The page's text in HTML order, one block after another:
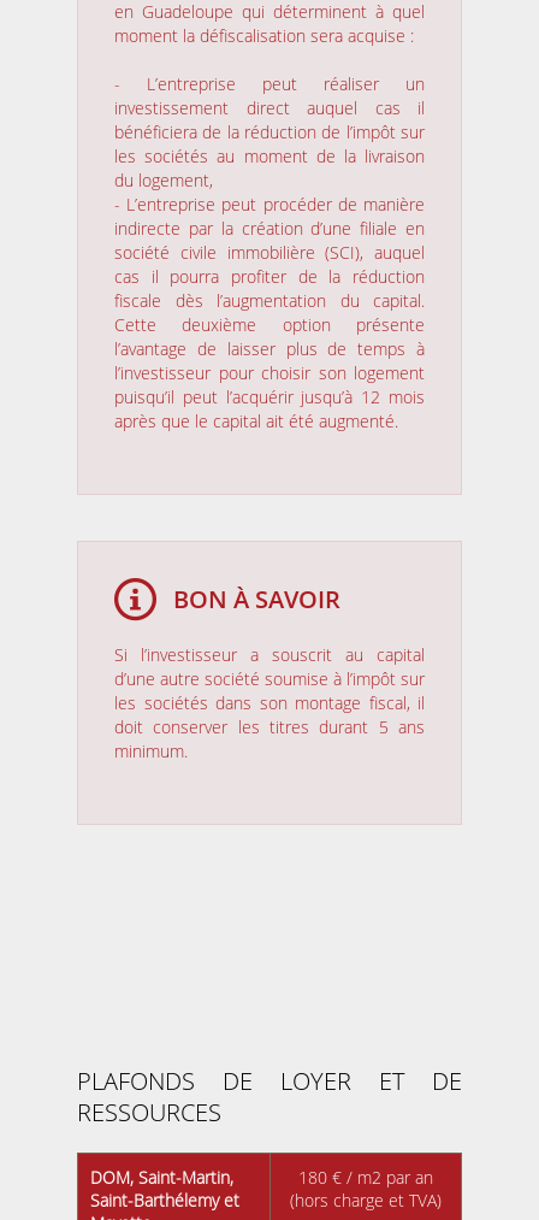
en Guadeloupe qui déterminent à quel
moment la défiscalisation sera acquise :
- L’entreprise peut réaliser un
investissement direct auquel cas il
bénéficiera de la réduction de l’impôt sur
les sociétés au moment de la livraison
du logement,
- L’entreprise peut procéder de manière
indirecte par la création d’une filiale en
société civile immobilière (SCI), auquel
cas il pourra profiter de la réduction
fiscale dès l’augmentation du capital.
Cette deuxième option présente
l’avantage de laisser plus de temps à
l’investisseur pour choisir son logement
puisqu’il peut l’acquérir jusqu’à 12 mois
après que le capital ait été augmenté.
BON À SAVOIR
Si l’investisseur a souscrit au capital
d’une autre société soumise à l’impôt sur
les sociétés dans son montage fiscal, il
doit conserver les titres durant 5 ans
minimum.
PLAFONDS DE LOYER ET DE
RESSOURCES
DOM, Saint-Martin,
Saint-Barthélemy et
180 € / m2 par an
(hors charge et TVA)